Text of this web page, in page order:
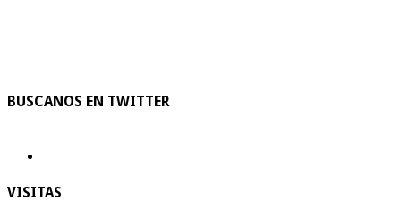
BUSCANOS EN TWITTER
VISITAS